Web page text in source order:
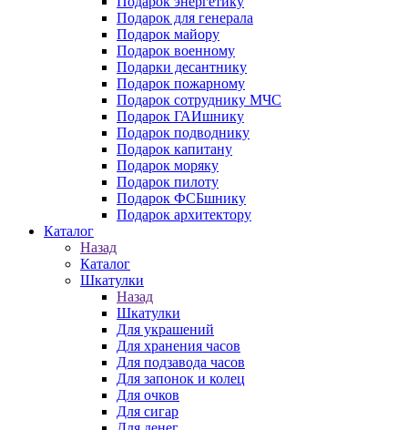
Подарок для генерала
Подарок майору
Подарок военному
Подарки десантнику
Подарок пожарному
Подарок сотруднику МЧС
Подарок ГАИшнику
Подарок подводнику
Подарок капитану
Подарок моряку
Подарок пилоту
Подарок ФСБшнику
Подарок архитектору
Каталог
Назад
Каталог
Шкатулки
Назад
Шкатулки
Для украшений
Для хранения часов
Для подзавода часов
Для запонок и колец
Для очков
Для сигар